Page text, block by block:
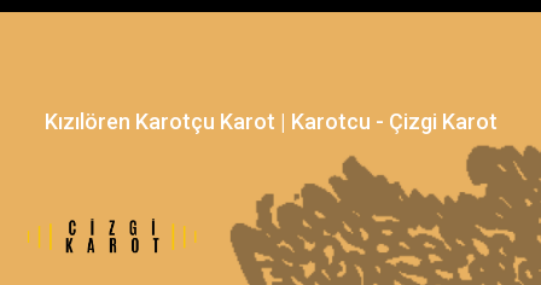
Kızılören Karotçu Karot | Karotcu - Çizgi Karot